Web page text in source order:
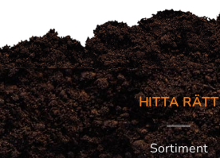
HITTA RÄTT
Sortiment